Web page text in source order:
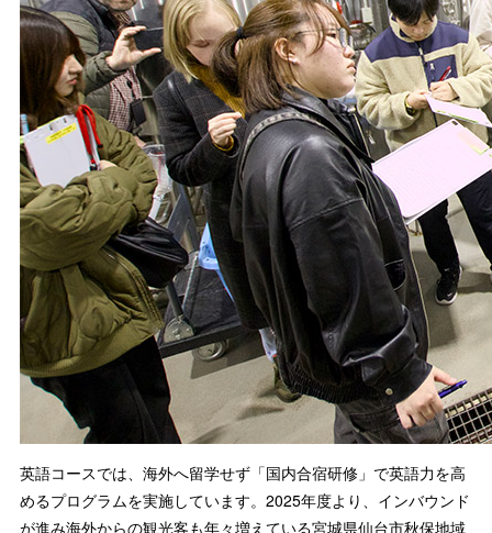
英語コースでは、海外へ留学せず「国内合宿研修」で英語力を高
めるプログラムを実施しています。2025年度より、インバウンド
が進み海外からの観光客も年々増えている宮城県仙台市秋保地域